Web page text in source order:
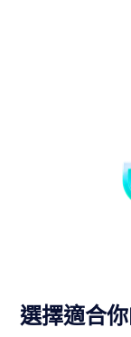
選擇適合